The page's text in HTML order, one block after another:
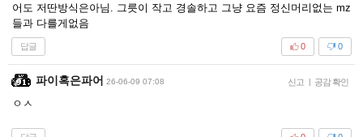
어도 저딴방식은아님. 그릇이 작고 경솔하고 그냥 요즘 정신머리없는 mz
들과 다를게없음
답글 0
0
파이혹은파어 26-06-09 07:08 신고 | 공감 확인
ㅇㅅ